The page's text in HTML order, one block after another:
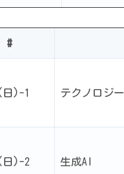
#
日)-1 テクノロジ
日)-2 生成AI